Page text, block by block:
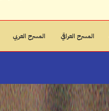
المسرح العراقي المسرح العربي